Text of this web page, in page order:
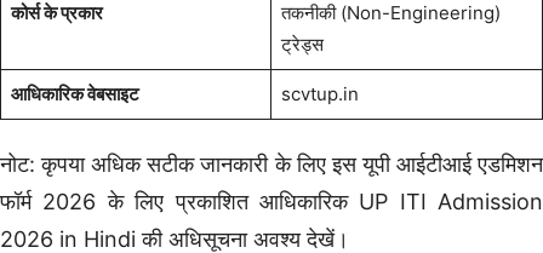
कोर्स के प्रकार
तकनीकी (Non-Engineering)
ट्रेड्स
आधिकारिक वेबसाइट scvtup.in
नोट: कृपया अधिक सटीक जानकारी के लिए इस यूपी आईटीआई एडमिशन
फॉर्म 2026 के लिए प्रकाशित आधिकारिक UP ITI Admission
2026 in Hindi की अधिसूचना अवश्य देखें।